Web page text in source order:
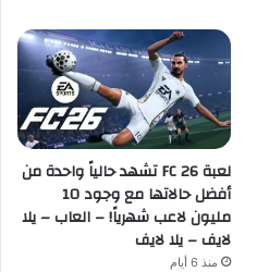
لعبة FC 26 تشهد حالياً واحدة من
أفضل حالاتها مع وجود 10
مليون لاعب شهرياً! – العاب – يلا
لايف – يلا لايف
منذ 6 أيام